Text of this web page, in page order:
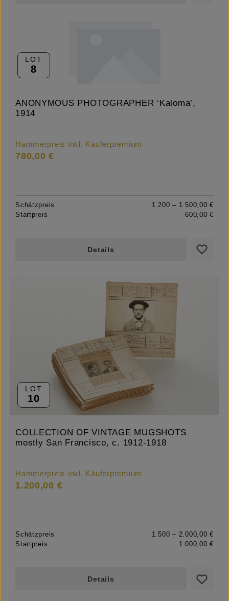
LOT
8
ANONYMOUS PHOTOGRAPHER ‘Kaloma’,
1914
Hammerpreis inkl. Käuferpremium
780,00 €
Schätzpreis
1.200 – 1.500,00 €
Startpreis
600,00 €
Details
LOT
10
COLLECTION OF VINTAGE MUGSHOTS
mostly San Francisco, c. 1912-1918
Hammerpreis inkl. Käuferpremium
1.200,00 €
Schätzpreis
1.500 – 2.000,00 €
Startpreis
1.000,00 €
Details